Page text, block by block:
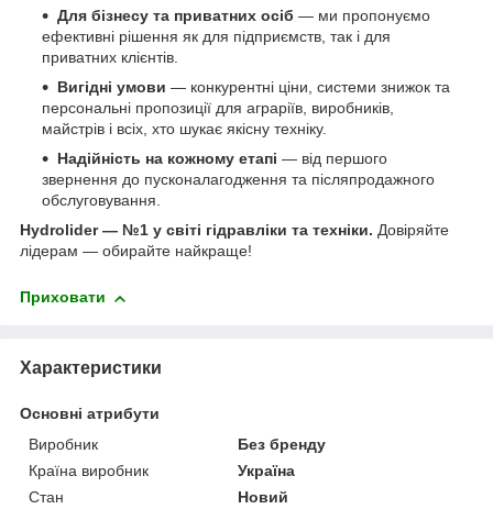
Для бізнесу та приватних осіб — ми пропонуємо
ефективні рішення як для підприємств, так і для
приватних клієнтів.
Вигідні умови — конкурентні ціни, системи знижок та
персональні пропозиції для аграріїв, виробників,
майстрів і всіх, хто шукає якісну техніку.
Надійність на кожному етапі — від першого
звернення до пусконалагодження та післяпродажного
обслуговування.
Hydrolider — №1 у світі гідравліки та техніки. Довіряйте
лідерам — обирайте найкраще!
Приховати
Характеристики
Основні атрибути
Виробник
Без бренду
Країна виробник
Україна
Стан
Новий